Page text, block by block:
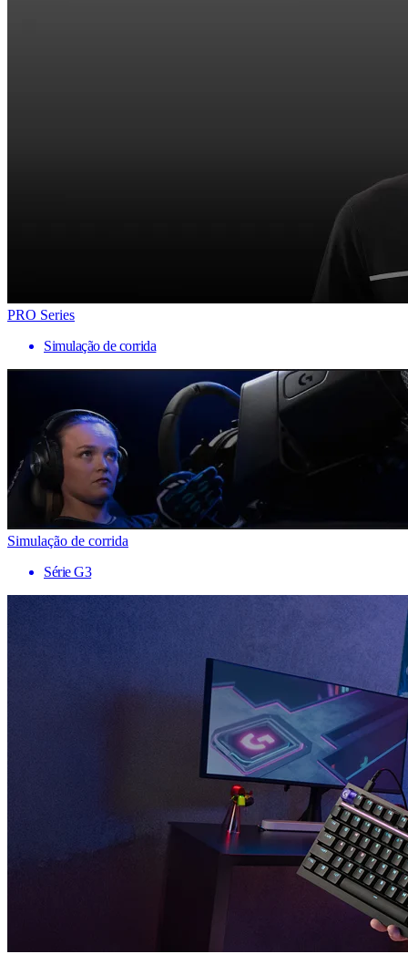
PRO Series
Simulação de corrida
Simulação de corrida
Série G3